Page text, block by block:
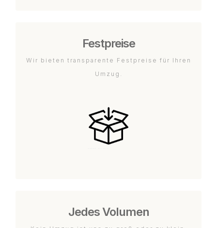
Festpreise
Wir bieten transparente Festpreise für Ihren
Umzug.
Jedes Volumen